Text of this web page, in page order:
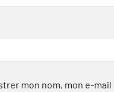
mon nom, mon e-